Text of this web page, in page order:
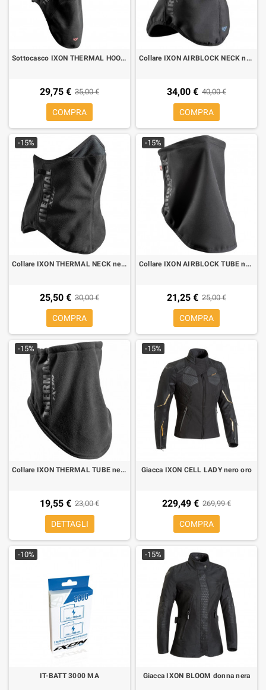
Sottocasco IXON THERMAL HOOD nero
29,75 € 35,00 €
COMPRA
Collare IXON AIRBLOCK NECK nero
34,00 € 40,00 €
COMPRA
-15%
Collare IXON THERMAL NECK nero
25,50 € 30,00 €
COMPRA
-15%
Collare IXON AIRBLOCK TUBE nero
21,25 € 25,00 €
COMPRA
-15%
Collare IXON THERMAL TUBE nero
19,55 € 23,00 €
DETTAGLI
-15%
Giacca IXON CELL LADY nero oro
229,49 € 269,99 €
COMPRA
-10%
IT-BATT 3000 MA
-15%
Giacca IXON BLOOM donna nera